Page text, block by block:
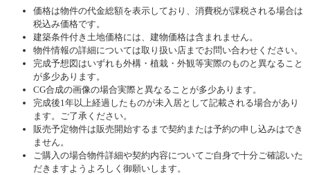
価格は物件の代金総額を表示しており、消費税が課税される場合は
税込み価格です。
建築条件付き土地価格には、建物価格は含まれません。
物件情報の詳細については取り扱い店までお問い合わせください。
完成予想図はいずれも外構・植栽・外観等実際のものと異なること
が多少あります。
CG合成の画像の場合実際と異なることが多少あります。
完成後1年以上経過したものが未入居として記載される場合があり
ます。ご了承ください。
販売予定物件は販売開始するまで契約または予約の申し込みはでき
ません。
ご購入の場合物件詳細や契約内容についてご自身で十分ご確認いた
だきますようよろしく御願いします。